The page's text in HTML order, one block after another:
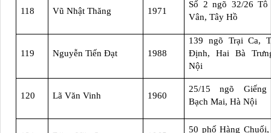
118 Vũ Nhật Thăng 1971
Số 2 ngõ 32/26 Tô
Vân, Tây Hồ
119 Nguyễn Tiến Đạt 1988
139 ngõ Trại Ca,
Định, Hai Bà
Nội
120 Lã Văn Vinh 1960
25/15 ngõ
Bạch Mai, Hà Nội
50 phố Hàng Chuối,